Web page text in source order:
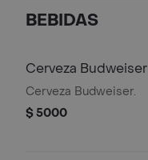
BEBIDAS
Cerveza Budweiser
Cerveza Budweiser.
$ 5000